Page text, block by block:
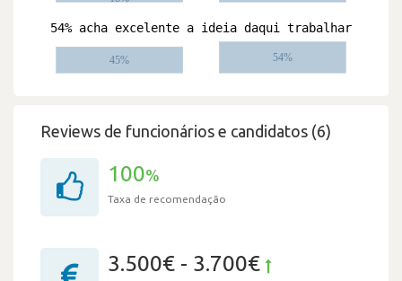
Reviews de funcionários e candidatos (6)
100%
Taxa de recomendação
3.500€ - 3.700€